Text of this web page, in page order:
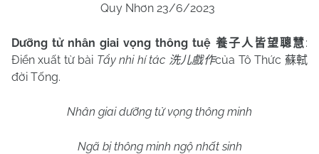
Quy Nhơn 23/6/2023
Dưỡng tử nhân giai vọng thông tuệ 養子人皆望聰慧:
Điển xuất từ bài Tẩy nhi hí tác 洗儿戲作của Tô Thức 蘇軾
đời Tống.
Nhân giai dưỡng tử vọng thông minh
Ngã bị thông minh ngộ nhất sinh